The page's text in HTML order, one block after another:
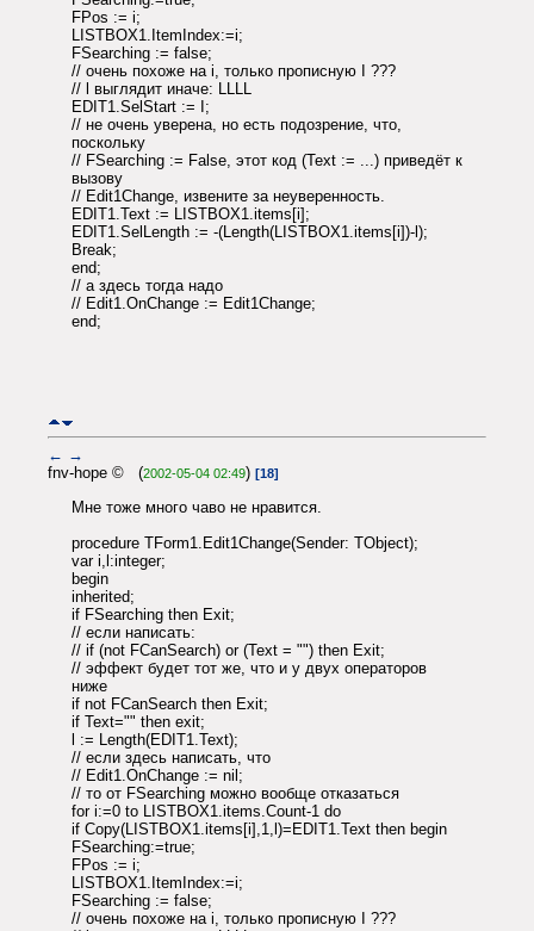
FPos := i;
LISTBOX1.ItemIndex:=i;
FSearching := false;
// очень похоже на i, только прописную I ???
// l выглядит иначе: LLLL
EDIT1.SelStart := I;
// не очень уверена, но есть подозрение, что,
поскольку
// FSearching := False, этот код (Text := ...) приведёт к
вызову
// Edit1Change, извените за неуверенность.
EDIT1.Text := LISTBOX1.items[i];
EDIT1.SelLength := -(Length(LISTBOX1.items[i])-l);
Break;
end;
// а здесь тогда надо
// Edit1.OnChange := Edit1Change;
end;
← →
fnv-hope © (2002-05-04 02:49) [18]
Мне тоже много чаво не нравится.
procedure TForm1.Edit1Change(Sender: TObject);
var i,l:integer;
begin
inherited;
if FSearching then Exit;
// если написать:
// if (not FCanSearch) or (Text = "") then Exit;
// эффект будет тот же, что и у двух операторов
ниже
if not FCanSearch then Exit;
if Text="" then exit;
l := Length(EDIT1.Text);
// если здесь написать, что
// Edit1.OnChange := nil;
// то от FSearching можно вообще отказаться
for i:=0 to LISTBOX1.items.Count-1 do
if Copy(LISTBOX1.items[i],1,l)=EDIT1.Text then begin
FSearching:=true;
FPos := i;
LISTBOX1.ItemIndex:=i;
FSearching := false;
// очень похоже на i, только прописную I ???